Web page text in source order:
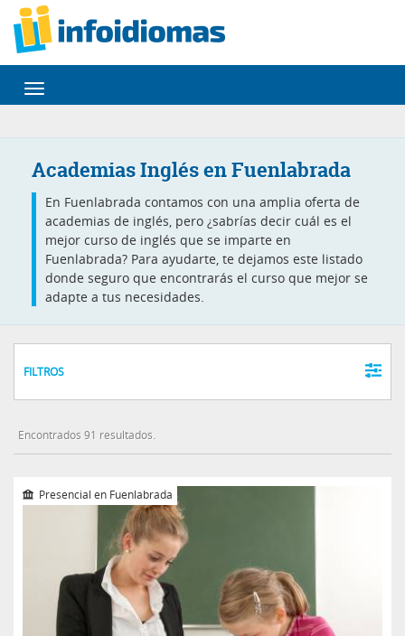
Desplegar
navegación
Academias Inglés en Fuenlabrada
En Fuenlabrada contamos con una amplia oferta de
academias de inglés, pero ¿sabrías decir cuál es el
mejor curso de inglés que se imparte en
Fuenlabrada? Para ayudarte, te dejamos este listado
donde seguro que encontrarás el curso que mejor se
adapte a tus necesidades.
FILTROS
Encontrados 91 resultados.
Presencial en Fuenlabrada